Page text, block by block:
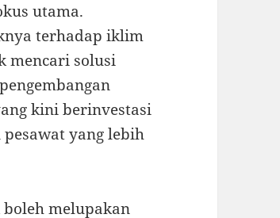
utama.
terhadap iklim
mencari solusi
kini berinvestasi
yang lebih
melupakan